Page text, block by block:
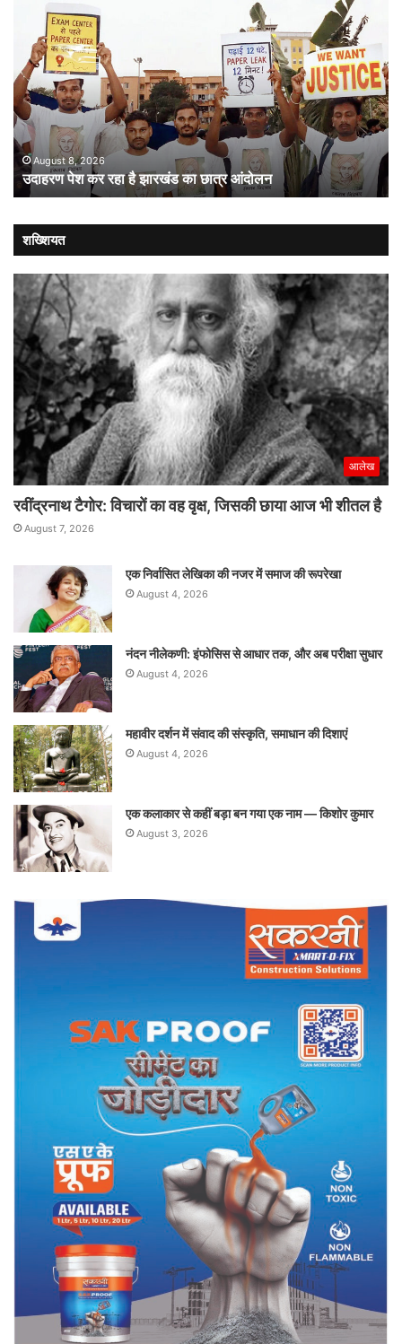
रहा
है
झारखंड
का
छात्र
आंदोलनAugust 8, 2026
उदाहरण पेश कर रहा है झारखंड का छात्र आंदोलन
:
कब
शख्शियत
आलेख
रवींद्रनाथ टैगोर: विचारों का वह वृक्ष, जिसकी छाया आज भी शीतल है
August 7, 2026
एक निर्वासित लेखिका की नजर में समाज की रूपरेखा
August 4, 2026
नंदन नीलेकणी: इंफोसिस से आधार तक, और अब परीक्षा सुधार
August 4, 2026
महावीर दर्शन में संवाद की संस्कृति, समाधान की दिशाएं
August 4, 2026
एक कलाकार से कहीं बड़ा बन गया एक नाम — किशोर कुमार
August 3, 2026